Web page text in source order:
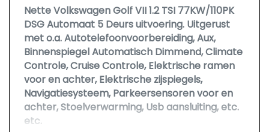
Overige
Anti blokkeer systeem
Anti doorslip regeling
Bestuurdersairbag
Bluetooth
Elektronisch sper differentieel
Nette Volkswagen Golf VII 1.2 TSI 77KW/110PK
DSG Automaat 5 Deurs uitvoering. Uitgerust
met o.a. Autotelefoonvoorbereiding, Aux,
Binnenspiegel Automatisch Dimmend, Climate
Controle, Cruise Controle, Elektrische ramen
voor en achter, Elektrische zijspiegels,
Navigatiesysteem, Parkeersensoren voor en
achter, Stoelverwarming, Usb aansluiting, etc.
etc.